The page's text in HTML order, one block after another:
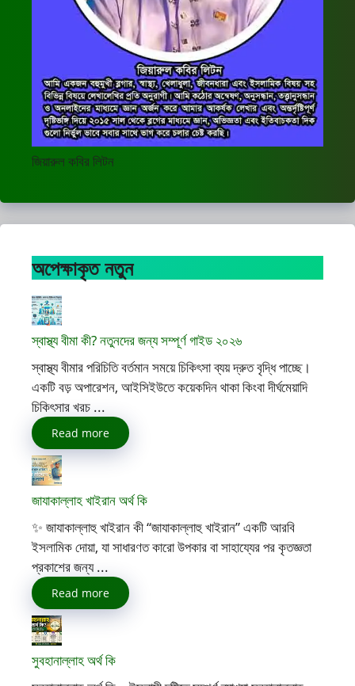
জিয়ারুল কবির লিটন
অপেক্ষাকৃত নতুন
স্বাস্থ্য বীমা কী? নতুনদের জন্য সম্পূর্ণ গাইড ২০২৬
স্বাস্থ্য বীমার পরিচিতি বর্তমান সময়ে চিকিৎসা ব্যয় দ্রুত বৃদ্ধি পাচ্ছে।
একটি বড় অপারেশন, আইসিইউতে কয়েকদিন থাকা কিংবা দীর্ঘমেয়াদি
চিকিৎসার খরচ ...
Read more
জাযাকাল্লাহ খাইরান অর্থ কি
✨ জাযাকাল্লাহু খাইরান কী “জাযাকাল্লাহু খাইরান” একটি আরবি
ইসলামিক দোয়া, যা সাধারণত কারো উপকার বা সাহায্যের পর কৃতজ্ঞতা
প্রকাশের জন্য ...
Read more
সুবহানাল্লাহ অর্থ কি